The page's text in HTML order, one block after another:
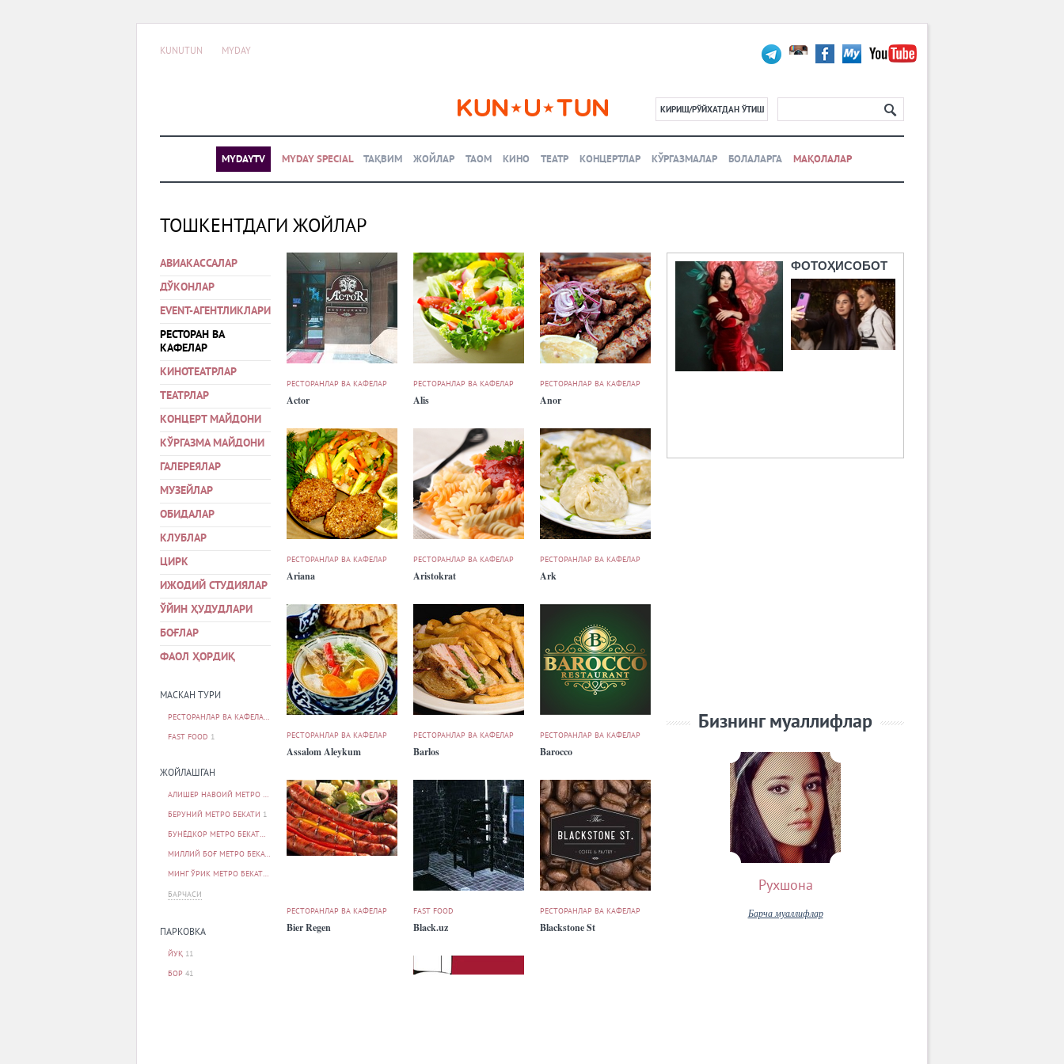
KUNUTUN MYDAY
КИРИШ/РЎЙХАТДАН ЎТИШ
MYDAYTV MYDAY SPECIAL ТАҚВИМ ЖОЙЛАР ТАОМ КИНО ТЕАТР КОНЦЕРТЛАР КЎРГАЗМАЛАР БОЛАЛАРГА МАҚОЛАЛАР
ТОШКЕНТДАГИ ЖОЙЛАР
АВИАКАССАЛАР
ДЎКОНЛАР
EVENT-АГЕНТЛИКЛАРИ
РЕСТОРАН ВА
КАФЕЛАР
КИНОТЕАТРЛАР
ТЕАТРЛАР
КОНЦЕРТ МАЙДОНИ
КЎРГАЗМА МАЙДОНИ
ГАЛЕРЕЯЛАР
МУЗЕЙЛАР
ОБИДАЛАР
КЛУБЛАР
ЦИРК
ИЖОДИЙ СТУДИЯЛАР
ЎЙИН ҲУДУДЛАРИ
БОҒЛАР
ФАОЛ ҲОРДИҚ
МАСКАН ТУРИ
РЕСТОРАНЛАР ВА КАФЕЛАР
FAST FOOD 1
ЖОЙЛАШГАН
АЛИШЕР НАВОИЙ МЕТРО БЕКАТИ 2
БЕРУНИЙ МЕТРО БЕКАТИ 1
БУНЁДКОР МЕТРО БЕКАТИ
МИЛЛИЙ БОҒ МЕТРО БЕКАТИ
МИНГ ЎРИК МЕТРО БЕКАТИ
БАРЧАСИ
ПАРКОВКА
ЙУҚ 11
БОР 41
РЕСТОРАНЛАР ВА КАФЕЛАР
Actor
РЕСТОРАНЛАР ВА КАФЕЛАР
Alis
РЕСТОРАНЛАР ВА КАФЕЛАР
Anor
РЕСТОРАНЛАР ВА КАФЕЛАР
Ariana
РЕСТОРАНЛАР ВА КАФЕЛАР
Aristokrat
РЕСТОРАНЛАР ВА КАФЕЛАР
Ark
РЕСТОРАНЛАР ВА КАФЕЛАР
Assalom Aleykum
РЕСТОРАНЛАР ВА КАФЕЛАР
Barlos
РЕСТОРАНЛАР ВА КАФЕЛАР
Barocco
РЕСТОРАНЛАР ВА КАФЕЛАР
Bier Regen
FAST FOOD
Black.uz
РЕСТОРАНЛАР ВА КАФЕЛАР
Blackstone St
ФОТОҲИСОБОТ
Бизнинг муаллифлар
Рухшона
Барча муаллифлар